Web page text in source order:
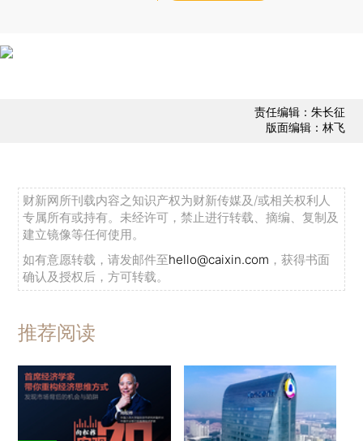
责任编辑：朱长征
版面编辑：林飞
财新网所刊载内容之知识产权为财新传媒及/或相关权利人
专属所有或持有。未经许可，禁止进行转载、摘编、复制及
建立镜像等任何使用。
如有意愿转载，请发邮件至hello@caixin.com ，获得书面
确认及授权后，方可转载。
推荐阅读